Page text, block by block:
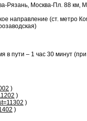
Рязань, Москва-Пл. 88 км,
направление (ст. метро
в пути – 1 час 30 минут (при
)
)
)
)